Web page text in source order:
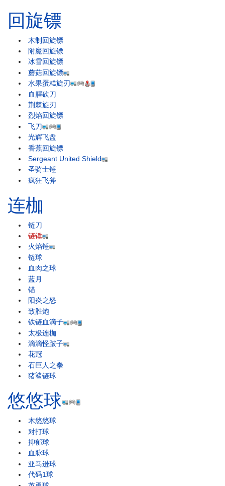
回旋镖
木制回旋镖
附魔回旋镖
冰雪回旋镖
蘑菇回旋镖
水果蛋糕旋刃
血腥砍刀
荆棘旋刃
烈焰回旋镖
飞刀
光辉飞盘
香蕉回旋镖
Sergeant United Shield
圣骑士锤
疯狂飞斧
连枷
链刀
链锤
火焰锤
链球
血肉之球
蓝月
锚
阳炎之怒
致胜炮
铁链血滴子
太极连枷
滴滴怪跛子
花冠
石巨人之拳
猪鲨链球
悠悠球
木悠悠球
对打球
抑郁球
血脉球
亚马逊球
代码1球